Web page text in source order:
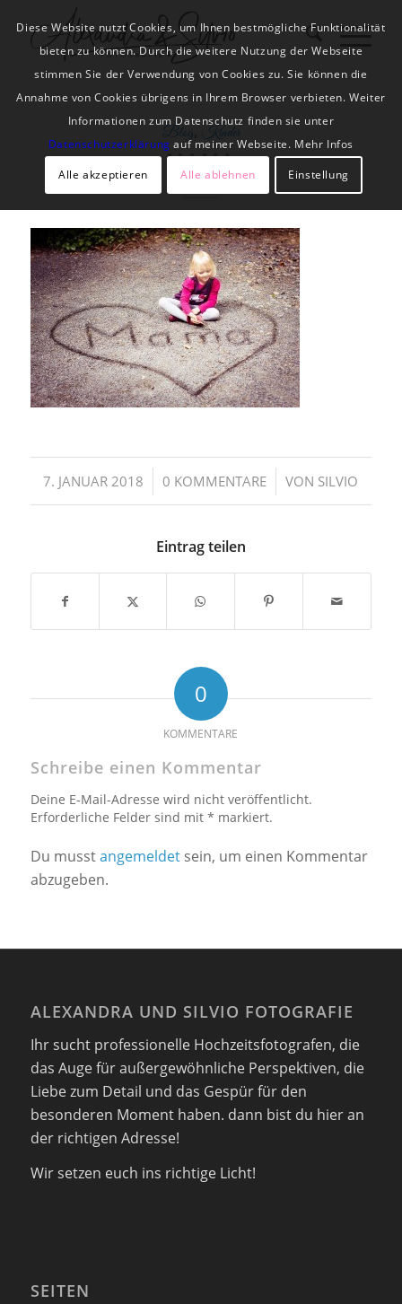
Blog, Kinder
MAMA
7. JANUAR 2018
/ 0 KOMMENTARE
/ VON SILVIO
Eintrag teilen
0
KOMMENTARE
Schreibe einen Kommentar
Deine E-Mail-Adresse wird nicht veröffentlicht.
Erforderliche Felder sind mit * markiert.
Du musstangemeldetsein, um einen Kommentar
abzugeben.
ALEXANDRA UND SILVIO FOTOGRAFIE
Ihr sucht professionelle Hochzeitsfotografen, die
das Auge für außergewöhnliche Perspektiven, die
Liebe zum Detail und das Gespür für den
besonderen Moment haben. dann bist du hier an
der richtigen Adresse!
Wir setzen euch ins richtige Licht!
SEITEN
Diese Website nutzt Cookies, um Ihnen bestmögliche Funktionalität
bieten zu können. Durch die weitere Nutzung der Webseite
stimmen Sie der Verwendung von Cookies zu. Sie können die
Annahme von Cookies übrigens in Ihrem Browser verbieten. Weiter
Informationen zum Datenschutz finden sie unter
Datenschutzerklärung auf meiner Webseite. Mehr Infos
Alle akzeptieren Alle ablehnen Einstellung